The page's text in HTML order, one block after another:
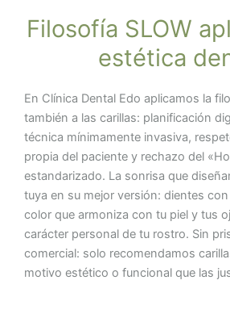
Filosofía SLOW
estética
En Clínica Dental Edo aplicamos la
también a las carillas: planificación
técnica mínimamente invasiva,
propia del paciente y rechazo del
estandarizado. La sonrisa que
tuya en su mejor versión: dientes
color que armoniza con tu piel y tus
carácter personal de tu rostro. Sin
comercial: solo recomendamos
motivo estético o funcional que las